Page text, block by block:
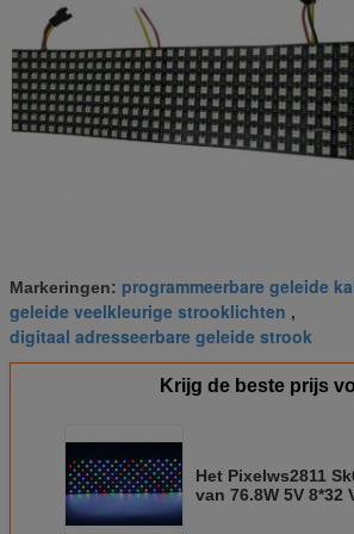
Markeringen: programmeerbare geleide
geleide veelkleurige strooklichten ,
digitaal adresseerbare geleide strook
Krijg de beste prijs
Het Pixelws2811
van 76.8W 5V 8*32